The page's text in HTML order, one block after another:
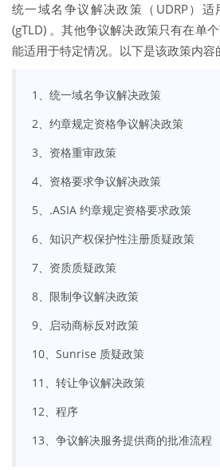
统一域名争议解决政策（UDRP）
(gTLD) 。其他争议解决政策只有在单
能适用于特定情况。以下是该政策内容
1、统一域名争议解决政策
2、约章规定资格争议解决政策
3、资格重审政策
4、资格要求争议解决政策
5、.ASIA 约章规定资格要求政策
6、知识产权保护性注册质疑政策
7、资质质疑政策
8、限制争议解决政策
9、启动商标反对政策
10、Sunrise 质疑政策
11、转让争议解决政策
12、程序
13、争议解决服务提供商的批准流程